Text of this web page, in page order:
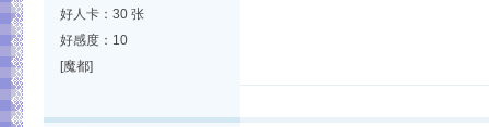
好人卡：30 张
好感度：10
[魔都]